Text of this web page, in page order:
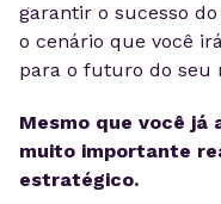
garantir o sucesso
o cenário que você
para o futuro do seu
Mesmo que você já
muito importante
estratégico.